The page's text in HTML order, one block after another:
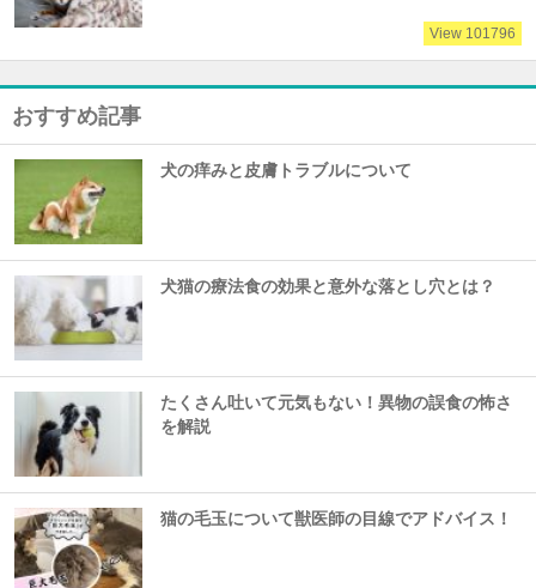
View 101796
おすすめ記事
犬の痒みと皮膚トラブルについて
犬猫の療法食の効果と意外な落とし穴とは？
たくさん吐いて元気もない！異物の誤食の怖さ
を解説
猫の毛玉について獣医師の目線でアドバイス！